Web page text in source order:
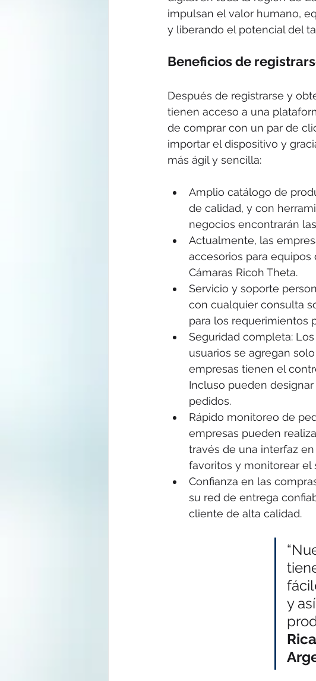
impulsan el valor humano,
y liberando el potencial del
Beneficios de
Después de registrarse y
tienen acceso a una
de comprar con un par de
importar el dispositivo y
más ágil y sencilla:
Amplio catálogo de
de calidad, y con
negocios encontrarán
Actualmente, las
accesorios para
Cámaras Ricoh Theta.
Servicio y soporte
con cualquier consulta
para los requerimientos
Seguridad completa:
usuarios se agregan
empresas tienen el
Incluso pueden
pedidos.
Rápido monitoreo de
empresas pueden
través de una interfaz
favoritos y monitorear
Confianza en las
su red de entrega
cliente de alta calidad.
y